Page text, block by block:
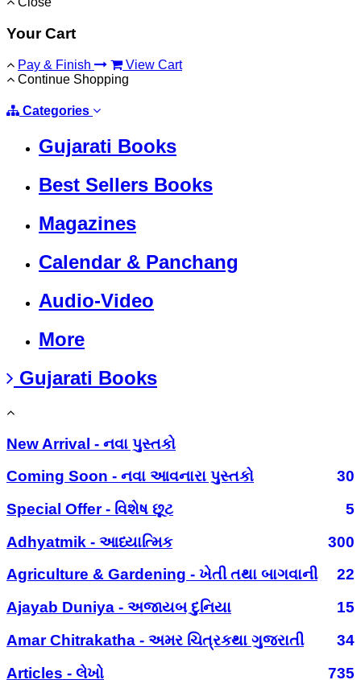
Your Cart
Pay & Finish
View Cart
Continue Shopping
Categories
Gujarati Books
Best Sellers Books
Magazines
Calendar & Panchang
Audio-Video
More
Gujarati Books
New Arrival - નવા પુસ્તકો
Coming Soon - નવા આવનારા પુસ્તકો
30
Special Offer - વિશેષ છૂટ
5
Adhyatmik - આધ્યાત્મિક
300
Agriculture & Gardening - ખેતી તથા બાગવાની
22
Ajayab Duniya - અજાયબ દુનિયા
15
Amar Chitrakatha - અમર ચિત્રકથા ગુજરાતી
34
Articles - લેખો
735